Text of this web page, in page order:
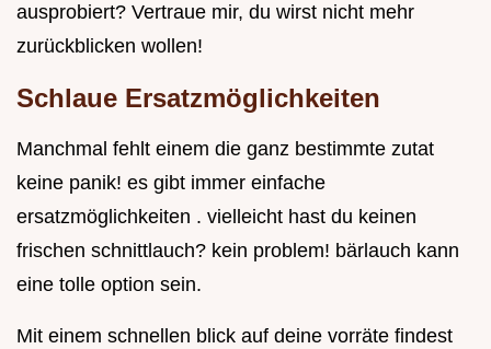
ausprobiert? Vertraue mir, du wirst nicht mehr
zurückblicken wollen!
Schlaue Ersatzmöglichkeiten
Manchmal fehlt einem die ganz bestimmte zutat
keine panik! es gibt immer einfache
ersatzmöglichkeiten . vielleicht hast du keinen
frischen schnittlauch? kein problem! bärlauch kann
eine tolle option sein.
Mit einem schnellen blick auf deine vorräte findest